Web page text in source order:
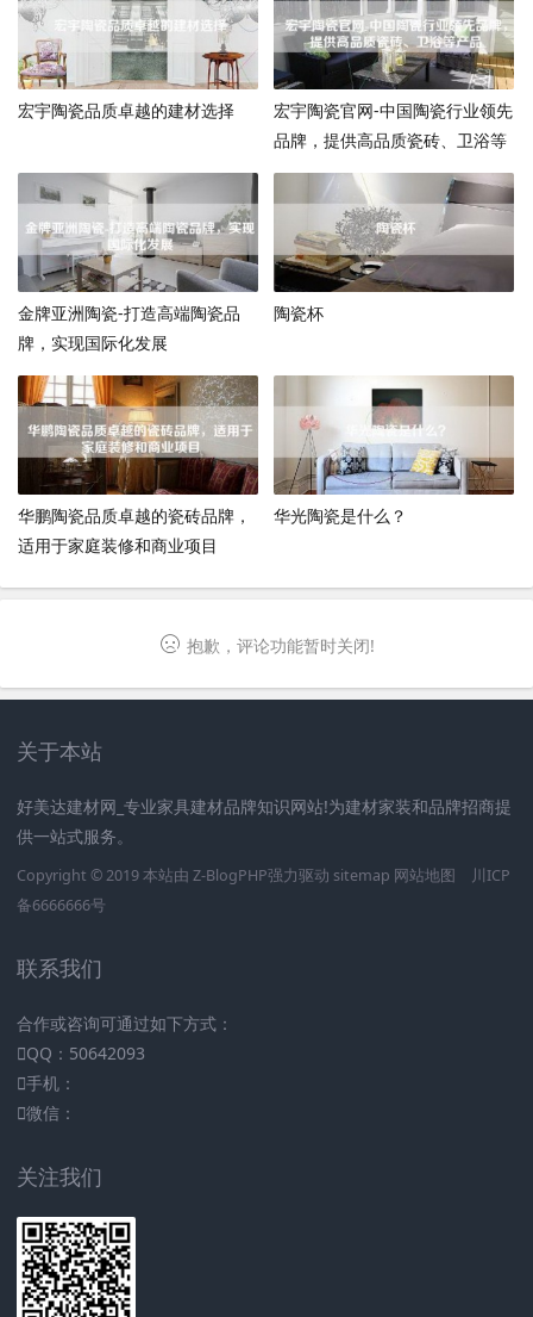
宏宇陶瓷品质卓越的建材选择
宏宇陶瓷官网-中国陶瓷行业领先
品牌，提供高品质瓷砖、卫浴等
产品
金牌亚洲陶瓷-打造高端陶瓷品
牌，实现国际化发展
陶瓷杯
华鹏陶瓷品质卓越的瓷砖品牌，
适用于家庭装修和商业项目
华光陶瓷是什么？
抱歉，评论功能暂时关闭!
关于本站
好美达建材网_专业家具建材品牌知识网站!为建材家装和品牌招商提
供一站式服务。
Copyright © 2019 本站由 Z-BlogPHP强力驱动 sitemap 网站地图
川ICP
备6666666号
联系我们
合作或咨询可通过如下方式：
QQ：50642093
手机：
微信：
关注我们